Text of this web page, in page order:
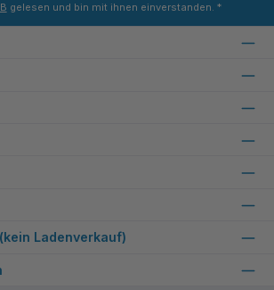
gelesen und bin mit ihnen einverstanden. *
Ladenverkauf)